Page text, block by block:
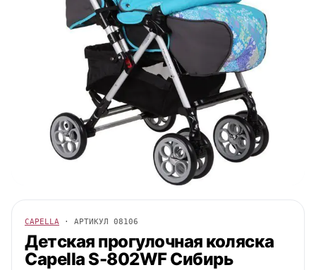
CAPELLA · АРТИКУЛ 08106
Детская прогулочная коляска
CapellaS-802WF Сибирь